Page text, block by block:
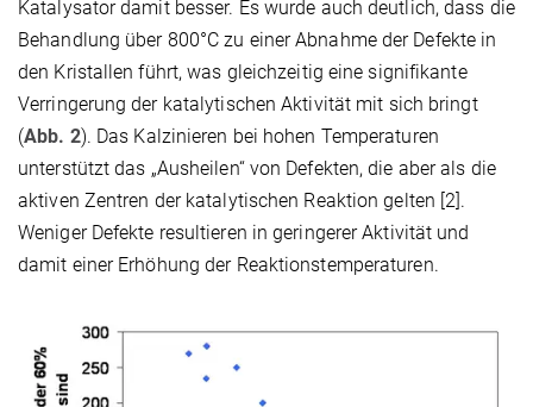
Katalysator damit besser. Es wurde auch deutlich, dass die
Behandlung über 800°C zu einer Abnahme der Defekte in
den Kristallen führt, was gleichzeitig eine signifikante
Verringerung der katalytischen Aktivität mit sich bringt
(Abb. 2). Das Kalzinieren bei hohen Temperaturen
unterstützt das „Ausheilen“ von Defekten, die aber als die
aktiven Zentren der katalytischen Reaktion gelten [2].
Weniger Defekte resultieren in geringerer Aktivität und
damit einer Erhöhung der Reaktionstemperaturen.